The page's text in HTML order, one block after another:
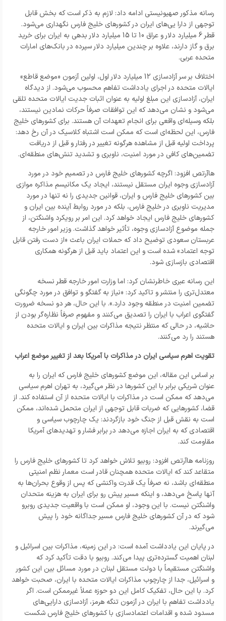
رسانه مذکور صهیونیستی ادامه داد: لازم به ذکر است که بخش قابل
توجهی از دارا یی‌های ایران در کشورهای خلیج فارس نگهداری می‌شود.
قطر 6 میلیارد دلار و عراق 10 تا 15 میلیارد دلار بدهی به ایران برای خرید
برق و گاز دارند، علاوه بر چندین میلیارد دلار سپرده در بانک‌های امارات
متحده عربی.
اختلاف بر سر آزادسازی 12 میلیارد دلار اول، اولین آزمون «موضع قاطع»
ایالات متحده در اجرای یادداشت تفاهم محسوب می‌شود. از دیدگاه
ایران، آزادسازی این مبلغ اولیه به عنوان اثبات جدیت ایالات متحده تلقی
می‌شود و نشان می‌دهد که این توافقات صرفاً حرکات نمادین نیستند،
بلکه وسیله‌ای واقعی برای انجام تعهدات آن هستند. برای کشورهای خلیج
فارس، این لحظه‌ای است که ممکن است اشتباه کلاسیک در آن رخ دهد:
پرداخت اولیه قبل از مشاهده هرگونه تغییر در رفتار و قبل از دریافت
تضمین‌های کافی در مورد امنیت، ناوبری و تشدید تنش‌های منطقه‌ای.
هاآرتص افزود: اگرچه کشورهای خلیج فارس در تصمیم خود در مورد
آزادسازی وجوه ایران مستقل نیستند، ایجاد یک مکانیسم مذاکره موازی
بین کشورهای خلیج فارس و ایران، قوانین جدیدی را نه تنها در مورد
مدیریت ناوبری در خلیج فارس، بلکه در مورد روابط آینده بین ایران و
کشورهای خلیج فارس ایجاد خواهد کرد. این امر بر رویکرد واشنگتن، از
جمله موضوع آزادسازی وجوه، تأثیر خواهد گذاشت. وزیر امور خارجه
عربستان سعودی توضیح داد که حملات ایران باعث «از دست رفتن قابل
توجه اعتماد» شده است و این اعتماد باید قبل از هرگونه همکاری
اقتصادی بازسازی شود.
این رسانه عبری خاطرنشان کرد: اما وزارت امور خارجه قطر نسخه
معتدل‌تری را منتشر و تاکید کرد: «نیاز به گفتگو و توافق در مورد چگونگی
تضمین امنیت در منطقه وجود دارد.». با این حال، هر دو نسخه ضرورت
گفتگوی اعراب با ایران را تصدیق می‌کنند و مفهوم صرفاً نظاره‌گر بودن از
حاشیه، در حالی که منتظر نتیجه مذاکرات بین ایران و ایالات متحده
هستند را رد می‌کنند.
تقویت اهرم سیاسی ایران در مذاکرات با آمریکا بعد از تغییر موضع اعراب
بر اساس این مقاله، این موضع کشورهای خلیج فارس که ایران را به
عنوان شریکی برابر با این کشورها در نظر می‌گیرد، به تهران اهرم سیاسی
می‌دهد که ممکن است در مذاکرات با ایالات متحده از آن استفاده کند. از
قضا، کشورهایی که ضربات قابل توجهی از ایران متحمل شده‌اند، ممکن
است به نقش قبل از جنگ خود بازگردند: یک چارچوب سیاسی و
اقتصادی که به ایران اجازه می‌دهد در برابر فشار و تهدیدهای آمریکا
مقاومت کند.
روزنامه هاآرتص افزود: روبیو تلاش خواهد کرد تا کشورهای خلیج فارس را
متقاعد کند که ایالات متحده همچنان قادر است معمار نظم امنیتی
منطقه‌ای باشد، نه صرفاً یک قدرت واکنشی که پس از وقوع بحران‌ها به
آنها پاسخ می‌دهد، و اینکه مسیر پیش رو برای ایران به هزینه متحدان
واشنگتن نیست. با این وجود، او ممکن است با واقعیت جدیدی روبرو
شود که در آن کشورهای خلیج فارس مسیر جداگانه خود را پیش
می‌گیرند.
در پایان این یادداشت آمده است: در این زمینه، مذاکرات بین اسرائیل و
لبنان اهمیت گسترده‌تری پیدا می‌کند. روبیو با دقت تأکید کرد که
واشنگتن مستقیماً با دولت مستقل لبنان در مورد مسائل بین این کشور
و اسرائیل، جدا از چارچوب مذاکرات ایالات متحده با ایران، صحبت خواهد
کرد. با این حال، تفکیک کامل این دو حوزه عملاً غیرممکن است. اگر
یادداشت تفاهم با ایران در آزمون تنگه هرمز، آزادسازی دارایی‌های
مسدود شده و اقدامات اعتمادسازی با کشورهای خلیج فارس شکست